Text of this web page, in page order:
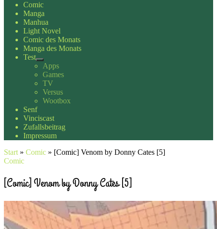
Comic
Manga
Manhua
Light Novel
Comic des Monats
Manga des Monats
Test
Apps
Games
TV
Versus
Wootbox
Senf
Vinciscast
Zufallsbeitrag
Impressum
Start » Comic » [Comic] Venom by Donny Cates [5]
Comic
[Comic] Venom by Donny Cates [5]